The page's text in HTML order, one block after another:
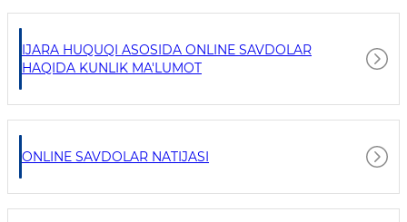
IJARA HUQUQI ASOSIDA ONLINE SAVDOLAR
HAQIDA KUNLIK MA'LUMOT
ONLINE SAVDOLAR NATIJASI